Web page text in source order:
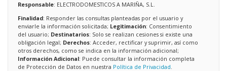
Responsable: ELECTRODOMESTICOS A MARIÑA, S.L.
Finalidad: Responder las consultas planteadas por el usuario y
enviarle la información solicitada; Legitimación: Consentimiento
del usuario; Destinatarios: Solo se realizan cesiones si existe una
obligación legal; Derechos: Acceder, rectificar y suprimir, así como
otros derechos, como se indica en la información adicional;
Información Adicional: Puede consultar la información completa
de Protección de Datos en nuestra Política de Privacidad